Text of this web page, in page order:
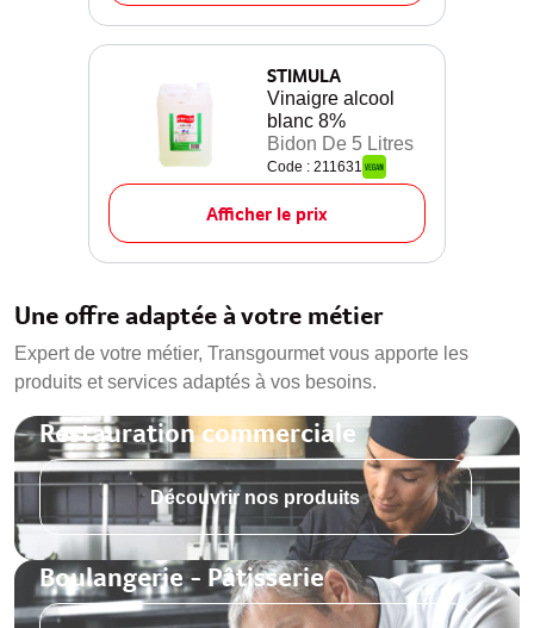
STIMULA
Vinaigre alcool
blanc 8%
Bidon De 5 Litres
Code : 211631
Afficher le prix
Une offre adaptée à votre métier
Expert de votre métier, Transgourmet vous apporte les
produits et services adaptés à vos besoins.
Restauration commerciale
Découvrir nos produits
Boulangerie - Pâtisserie